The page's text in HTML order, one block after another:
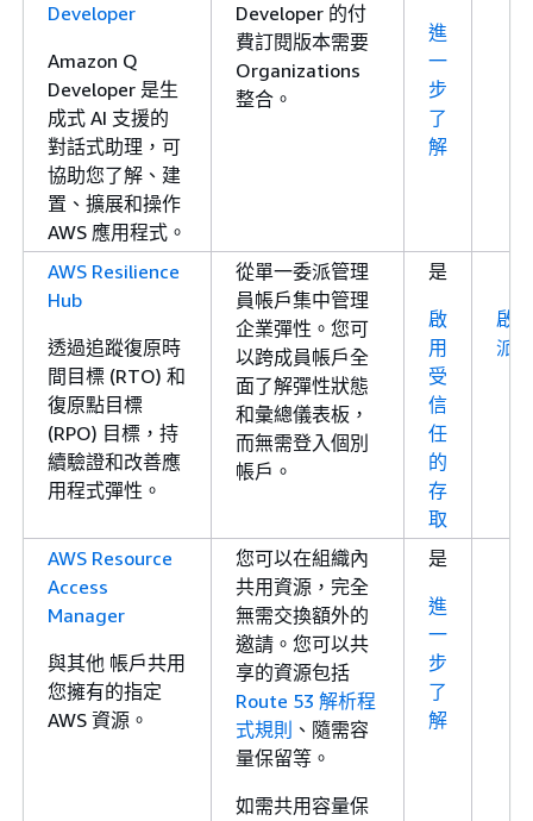
Developer
Amazon Q
Developer 是生
成式 AI 支援的
對話式助理，可
協助您了解、建
置、擴展和操作
AWS 應用程式。
Developer 的付
費訂閱版本需要
Organizations
整合。
進
一
步
了
解
AWS Resilience
Hub
透過追蹤復原時
間目標 (RTO) 和
復原點目標
(RPO) 目標，持
續驗證和改善應
用程式彈性。
從單一委派管理
員帳戶集中管理
企業彈性。您可
以跨成員帳戶全
面了解彈性狀態
和彙總儀表板，
而無需登入個別
帳戶。
是
啟
用
受
信
任
的
存
取
啟
派
AWS Resource
Access
Manager
與其他 帳戶共用
您擁有的指定
AWS 資源。
您可以在組織內
共用資源，完全
無需交換額外的
邀請。您可以共
享的資源包括
Route 53 解析程
式規則 、隨需容
量保留等。
如需共用容量保
是
進
一
步
了
解